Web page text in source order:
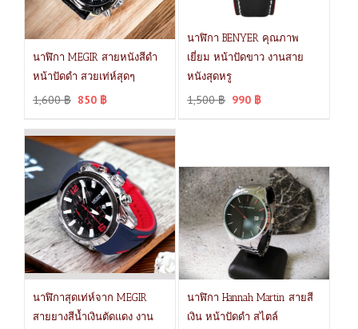
นาฬิกา MEGIR สายหนังสีดำ
หน้าปัดดำ สวยเท่ห์สุดๆ
1,600฿ 850 ฿
นาฬิกา BENYER คุณภาพ
เยี่ยม หน้าปัดขาว งานสาย
หนังสุดหรู
1,500฿ 990 ฿
นาฬิกาสุดเท่ห์จาก MEGIR
สายยางสีน้ำเงินตัดแดง งาน
นาฬิกา Hannah Martin สายสี
เงิน หน้าปัดดำ สไตล์